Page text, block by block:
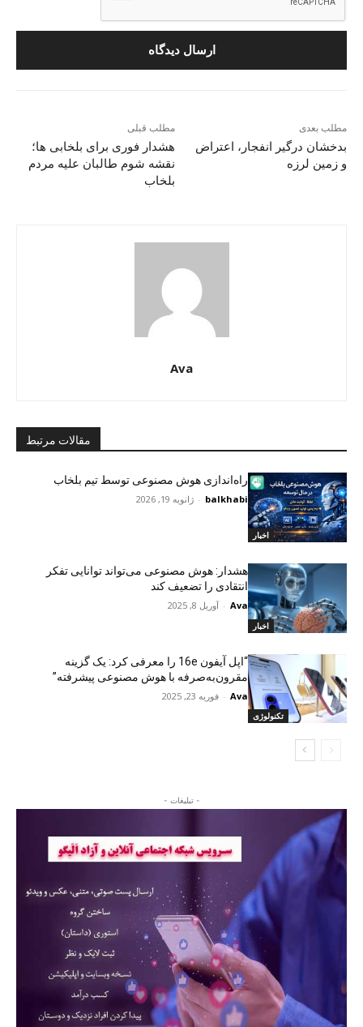
مطلب قبلی
هشدار فوری برای بلخابی ها؛
نقشه شوم طالبان علیه مردم
بلخاب
مطلب بعدی
بدخشان درگیر انفجار، اعتراض
و زمین لرزه
Ava
مقالات مرتبط
اخبار
راه‌اندازی هوش مصنوعی توسط تیم بلخاب
balkhabi
- ژانویه 19, 2026
اخبار
هشدار: هوش مصنوعی می‌تواند توانایی تفکر
انتقادی را تضعیف کند
Ava
- آوریل 8, 2025
تکنولوژی
“اپل آیفون 16e را معرفی کرد: یک گزینه
مقرون‌به‌صرفه با هوش مصنوعی پیشرفته”
Ava
- فوریه 23, 2025
- تبلیغات -